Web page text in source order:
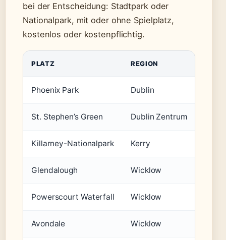
bei der Entscheidung: Stadtpark oder
Nationalpark, mit oder ohne Spielplatz,
kostenlos oder kostenpflichtig.
PLATZ REGION
Phoenix Park Dublin
St. Stephen’s Green Dublin Zentrum
Killarney-Nationalpark Kerry
Glendalough Wicklow
Powerscourt Waterfall Wicklow
Avondale Wicklow